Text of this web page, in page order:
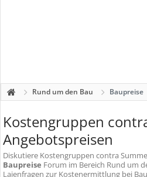
Rund um den Bau Baupreise
Kostengruppen
Angebotspreisen
Diskutiere Kostengruppen contra
Baupreise Forum im Bereich Rund um
Laienfragen zur Kostenermittlung bei